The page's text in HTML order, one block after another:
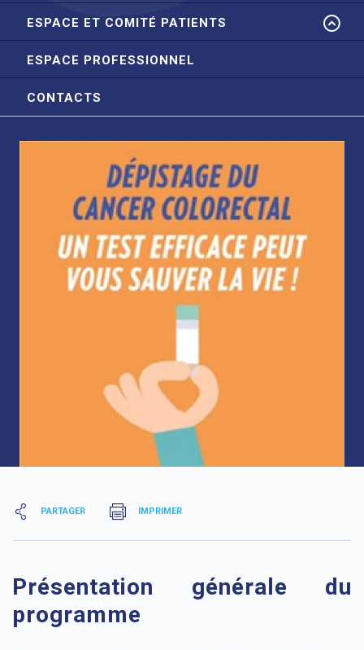
ESPACE ET COMITÉ PATIENTS
ESPACE PROFESSIONNEL
CONTACTS
PARTAGER IMPRIMER
Présentation générale du
programme